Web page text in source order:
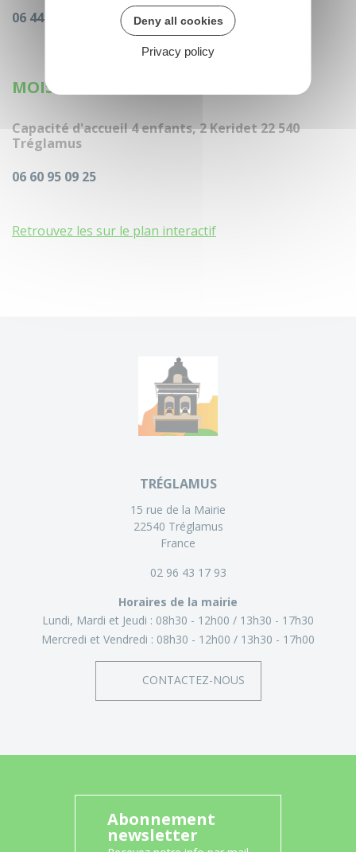
06 44 07 73 19
MOISAN Maena
Capacité d'accueil 4 enfants, 2 Keridet 22 540
Tréglamus
06 60 95 09 25
Retrouvez les sur le plan interactif
TRÉGLAMUS
15 rue de la Mairie
22540 Tréglamus
France
02 96 43 17 93
Horaires de la mairie
Lundi, Mardi et Jeudi : 08h30 - 12h00
13h30 - 17h30
Mercredi et Vendredi : 08h30 - 12h00 13h30 - 17h00
CONTACTEZ-NOUS
Abonnement
newsletter
Deny all cookies
Privacy policy